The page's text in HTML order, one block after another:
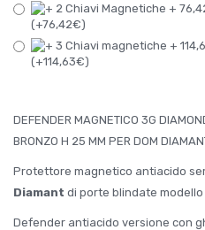
(+76,42€)
(+114,63€)
DEFENDER MAGNETICO 3G
BRONZO H 25 MM PER DOM
Protettore magnetico antiacido
Diamant di porte blindate modello
Defender antiacido versione con